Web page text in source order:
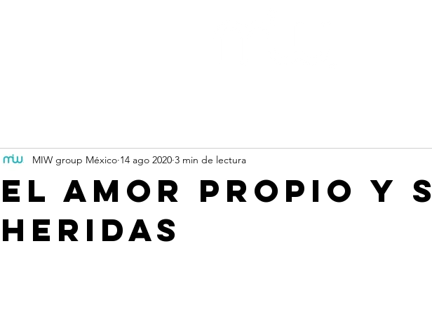
El Amor Propio y
Heridas
MIW group México 14 ago 2020 3 min de lectura